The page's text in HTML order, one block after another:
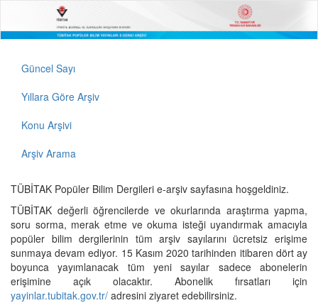
Güncel Sayı
Yıllara Göre Arşiv
Konu Arşivi
Arşiv Arama
TÜBİTAK Popüler Bilim Dergileri e-arşiv sayfasına hoşgeldiniz.
TÜBİTAK değerli öğrencilerde ve okurlarında araştırma yapma,
soru sorma, merak etme ve okuma isteği uyandırmak amacıyla
popüler bilim dergilerinin tüm arşiv sayılarını ücretsiz erişime
sunmaya devam ediyor. 15 Kasım 2020 tarihinden itibaren dört ay
boyunca yayımlanacak tüm yeni sayılar sadece abonelerin
erişimine açık olacaktır. Abonelik fırsatları için
yayinlar.tubitak.gov.tr/ adresini ziyaret edebilirsiniz.